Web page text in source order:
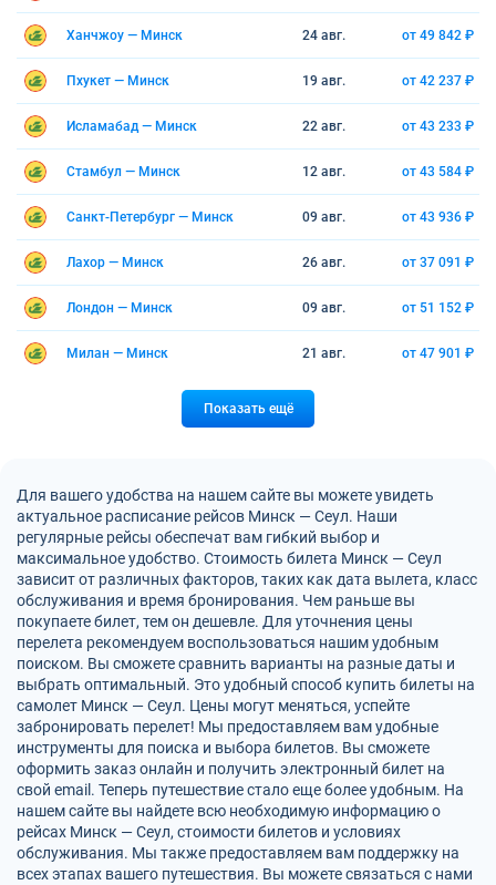
Ханчжоу — Минск 24 авг. от 49 842 ₽
Пхукет — Минск 19 авг. от 42 237 ₽
Исламабад — Минск 22 авг. от 43 233 ₽
Стамбул — Минск 12 авг. от 43 584 ₽
Санкт-Петербург — Минск 09 авг. от 43 936 ₽
Лахор — Минск 26 авг. от 37 091 ₽
Лондон — Минск 09 авг. от 51 152 ₽
Милан — Минск 21 авг. от 47 901 ₽
Показать ещё
Для вашего удобства на нашем сайте вы можете увидеть
актуальное расписание рейсов Минск — Сеул. Наши
регулярные рейсы обеспечат вам гибкий выбор и
максимальное удобство. Стоимость билета Минск — Сеул
зависит от различных факторов, таких как дата вылета, класс
обслуживания и время бронирования. Чем раньше вы
покупаете билет, тем он дешевле. Для уточнения цены
перелета рекомендуем воспользоваться нашим удобным
поиском. Вы сможете сравнить варианты на разные даты и
выбрать оптимальный. Это удобный способ купить билеты на
самолет Минск — Сеул. Цены могут меняться, успейте
забронировать перелет! Мы предоставляем вам удобные
инструменты для поиска и выбора билетов. Вы сможете
оформить заказ онлайн и получить электронный билет на
свой email. Теперь путешествие стало еще более удобным. На
нашем сайте вы найдете всю необходимую информацию о
рейсах Минск — Сеул, стоимости билетов и условиях
обслуживания. Мы также предоставляем вам поддержку на
всех этапах вашего путешествия. Вы можете связаться с нами